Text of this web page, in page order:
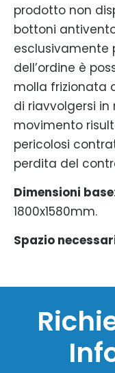
prodotto non
bottoni
esclusivamente
dell’ordine è
molla frizionata
di riavvolgersi
movimento
pericolosi
perdita del
Dimensioni base
1800x1580mm.
Spazio